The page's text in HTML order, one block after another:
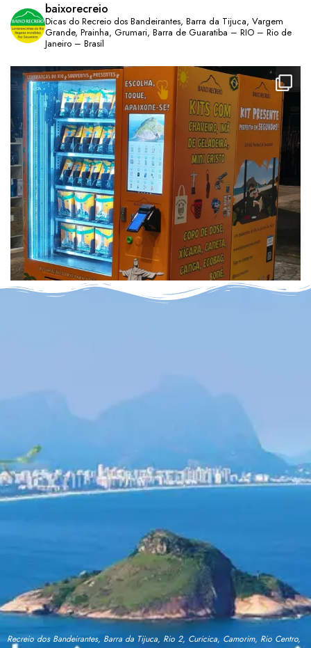
baixorecreio
Dicas do Recreio dos Bandeirantes, Barra da Tijuca, Vargem
Grande, Prainha, Grumari, Barra de Guaratiba – RIO – Rio de
Janeiro – Brasil
Recreio dos Bandeirantes, Barra da Tijuca, Rio 2, Curicica, Camorim, Rio Centro,